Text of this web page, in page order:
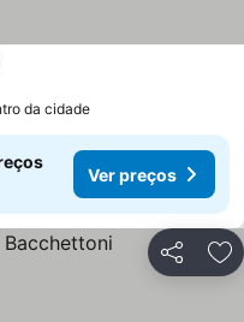
da cidade
Ver preços
Partilhar